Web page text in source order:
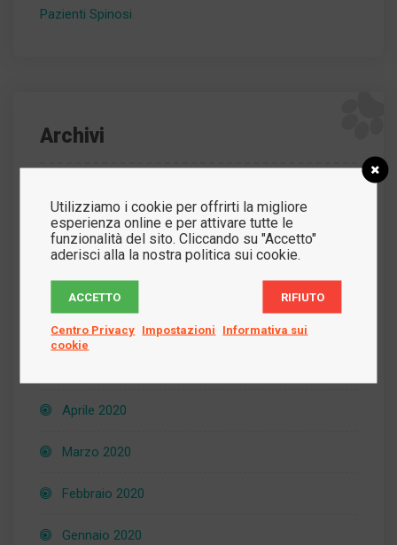
Pazienti Spinosi
Archivi
Novembre 2021
Febbraio 2021
Dicembre 2020
Luglio 2020
Aprile 2020
Marzo 2020
Febbraio 2020
Gennaio 2020
Utilizziamo i cookie per offrirti la migliore
esperienza online e per attivare tutte le
funzionalità del sito. Cliccando su "Accetto"
aderisci alla la nostra politica sui cookie.
ACCETTO RIFIUTO
Centro Privacy Impostazioni
Informativa sui
cookie